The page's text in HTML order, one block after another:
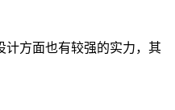
计方面也有较强的实力，其